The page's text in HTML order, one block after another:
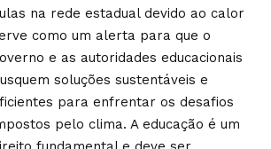
na rede estadual devido ao calor
como um alerta para que o
e as autoridades educacionais
soluções sustentáveis e
para enfrentar os desafios
pelo clima. A educação é um